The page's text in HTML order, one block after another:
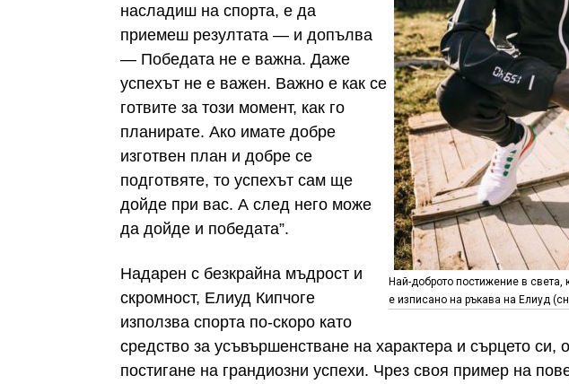
Най-доброто постижение в света,
е изписано на ръкава на Елиуд
насладиш на спорта, е да
приемеш резултата — и допълва
— Победата не е важна. Даже
успехът не е важен. Важно е как се
готвите за този момент, как го
планирате. Ако имате добре
изготвен план и добре се
подготвяте, то успехът сам ще
дойде при вас. А след него може
да дойде и победата”.
Надарен с безкрайна мъдрост и
скромност, Елиуд Кипчоге
използва спорта по-скоро като
средство за усъвършенстване на характера и сърцето си,
постигане на грандиозни успехи. Чрез своя пример на